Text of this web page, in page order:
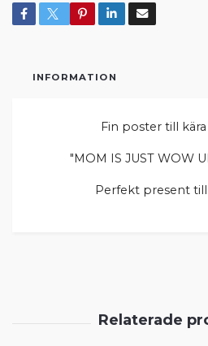
INFORMATION
Fin poster till
"MOM IS JUST WOW
Perfekt present